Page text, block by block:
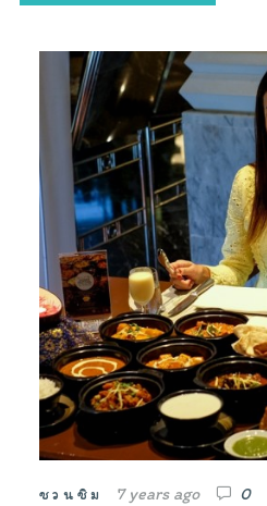
ชวนชิม 7 years ago 0